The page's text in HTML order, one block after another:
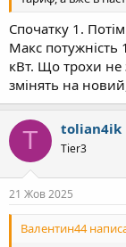
Спочатку 1.
Макс потужність
кВт. Що трохи не
змінять на
T tolian4ik
Tier3
21 Жов 2025
Валентин44